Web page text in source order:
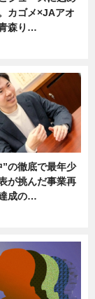
カゴメ×JAアオ
森り…
”の徹底で最年少
が挑んだ事業再
成の…